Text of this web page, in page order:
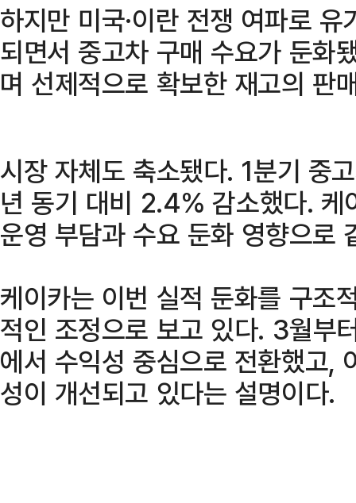
하지만 미국·이란 전쟁 여파로
되면서 중고차 구매 수요가 둔화
며 선제적으로 확보한 재고의 판
시장 자체도 축소됐다. 1분기 중
년 동기 대비 2.4% 감소했다. 케
운영 부담과 수요 둔화 영향으로
케이카는 이번 실적 둔화를 구조
적인 조정으로 보고 있다. 3월부
에서 수익성 중심으로 전환했고,
성이 개선되고 있다는 설명이다.